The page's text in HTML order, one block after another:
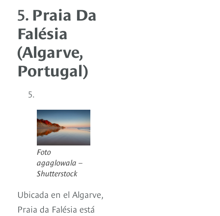
5. Praia Da
Falésia
(Algarve,
Portugal)
Foto
agaglowala –
Shutterstock
Ubicada en el Algarve,
Praia da Falésia está